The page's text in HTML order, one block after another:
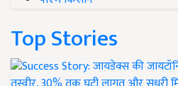
Top Stories